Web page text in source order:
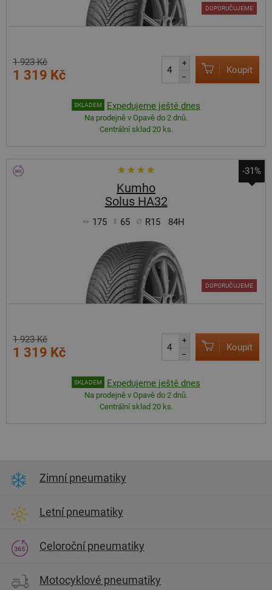
DOPORUČUJEME
1 923 Kč
1 319 Kč
+
–
Koupit
SKLADEM Expedujeme ještě dnes
Na prodejně v Opavě do 2 dnů.
Centrální sklad 20 ks.
-31%
Kumho
Solus HA32
175 65 R15 84H
DOPORUČUJEME
1 923 Kč
1 319 Kč
+
–
Koupit
SKLADEM Expedujeme ještě dnes
Na prodejně v Opavě do 2 dnů.
Centrální sklad 20 ks.
Zimní pneumatiky
Letní pneumatiky
Celoroční pneumatiky
Motocyklové pneumatiky